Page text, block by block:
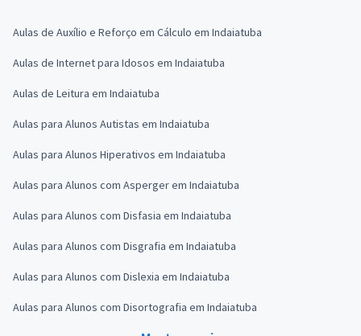
Aulas de Auxílio e Reforço em Cálculo em Indaiatuba
Aulas de Internet para Idosos em Indaiatuba
Aulas de Leitura em Indaiatuba
Aulas para Alunos Autistas em Indaiatuba
Aulas para Alunos Hiperativos em Indaiatuba
Aulas para Alunos com Asperger em Indaiatuba
Aulas para Alunos com Disfasia em Indaiatuba
Aulas para Alunos com Disgrafia em Indaiatuba
Aulas para Alunos com Dislexia em Indaiatuba
Aulas para Alunos com Disortografia em Indaiatuba